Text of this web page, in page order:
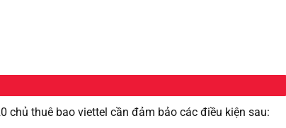
chủ thuê bao viettel cần đảm bảo các điều kiện sau: